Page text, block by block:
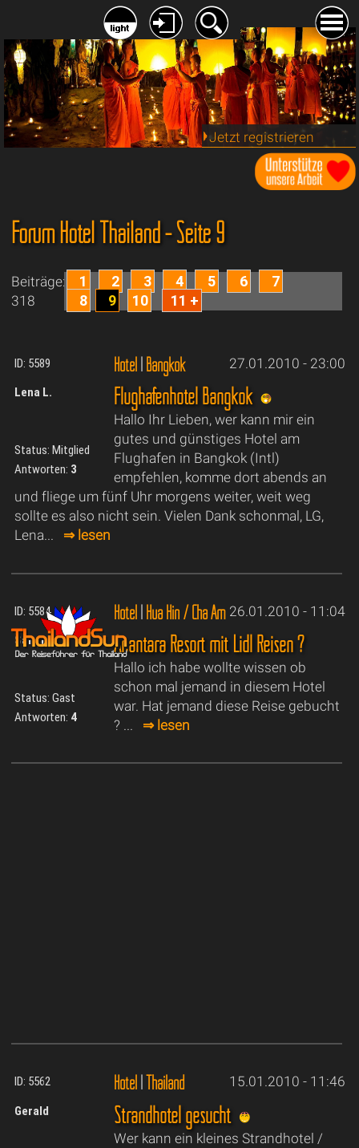
Jetzt registrieren
Forum Hotel Thailand - Seite 9
Beiträge:
318
1 2 3 4 5 6
7
8
9 10 11 +
ID: 5589 Hotel|Bangkok 27.01.2010 - 23:00
Lena L.
Status: Mitglied
Antworten: 3
Flughafenhotel Bangkok
Hallo Ihr Lieben, wer kann mir ein
gutes und günstiges Hotel am
Flughafen in Bangkok (Intl)
empfehlen, komme dort abends an
und fliege um fünf Uhr morgens weiter, weit weg
sollte es also nicht sein. Vielen Dank schonmal, LG,
Lena... ⇒ lesen
ID: 5584 Hotel|Hua Hin / Cha Am 26.01.2010 - 11:04
Sandra
Status: Gast
Antworten: 4
Anantara Resort mit Lidl Reisen ?
Hallo ich habe wollte wissen ob
schon mal jemand in diesem Hotel
war. Hat jemand diese Reise gebucht
? ... ⇒ lesen
ID: 5562 Hotel|Thailand 15.01.2010 - 11:46
Gerald Strandhotel gesucht
Wer kann ein kleines Strandhotel /